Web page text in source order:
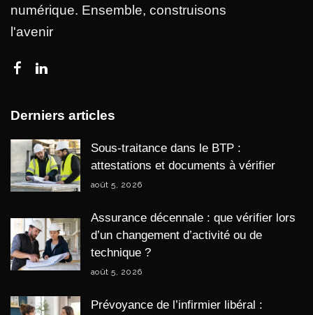
numérique. Ensemble, construisons
l'avenir
Derniers articles
Sous-traitance dans le BTP :
attestations et documents à vérifier
août 5, 2026
Assurance décennale : que vérifier lors
d’un changement d’activité ou de
technique ?
août 5, 2026
Prévoyance de l’infirmier libéral :